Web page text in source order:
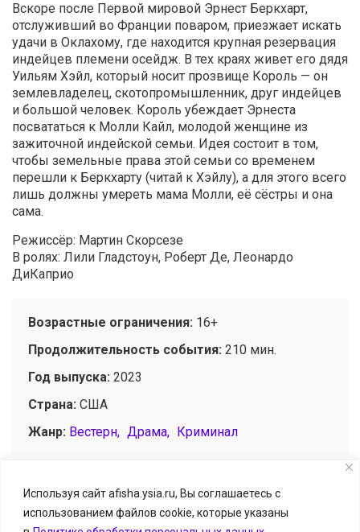
Используя сайт afisha.ysia.ru, Вы соглашаетесь с
использованием файлов cookie, которые указаны
Вскоре после Первой мировой Эрнест Беркхарт,
отслуживший во Франции поваром, приезжает искать
удачи в Оклахому, где находится крупная резервация
индейцев племени осейдж. В тех краях живет его дядя
Уильям Хэйл, который носит прозвище Король — он
землевладелец, скотопромышленник, друг индейцев
и большой человек. Король убеждает Эрнеста
посвататься к Молли Кайл, молодой женщине из
зажиточной индейской семьи. Идея состоит в том,
чтобы земельные права этой семьи со временем
перешли к Беркхарту (читай к Хэйлу), а для этого всего
лишь должны умереть мама Молли, её сёстры и она
сама.
Режиссёр: Мартин Скорсезе
В ролях: Лили Гладстоун, Роберт Де, Леонардо
ДиКаприо
Возрастные ограничения: 16+
Продолжительность события: 210 мин.
Год выпуска: 2023
Страна: США
Жанр: Вестерн Драма Криминал
© Афиша.ЯСИА I Все развлечения Якутска и Якутии, 2026